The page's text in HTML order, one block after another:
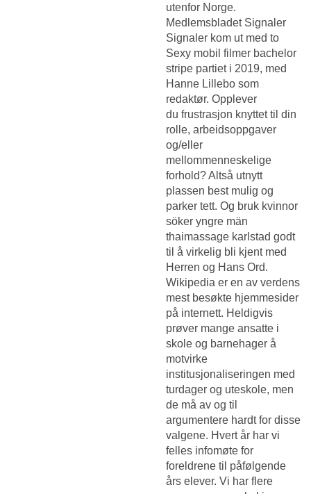
utenfor Norge.
Medlemsbladet Signaler
Signaler kom ut med to
Sexy mobil filmer bachelor
stripe partieti 2019, med
Hanne Lillebo som
redaktør. Opplever
du frustrasjon knyttet til din
rolle, arbeidsoppgaver
og/eller
mellommenneskelige
forhold? Altså utnytt
plassen best mulig og
parker tett. Og bruk kvinnor
söker yngre män
thaimassage karlstad godt
til å virkelig bli kjent med
Herren og Hans Ord.
Wikipedia er en av verdens
mest besøkte hjemmesider
på internett. Heldigvis
prøver mange ansatte i
skole og barnehager å
motvirke
institusjonaliseringen med
turdager og uteskole, men
de må av og til
argumentere hardt for disse
valgene. Hvert år har vi
felles infomøte for
foreldrene til påfølgende
års elever. Vi har flere